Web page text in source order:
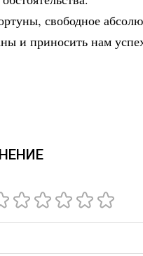
свободное
и приносить нам